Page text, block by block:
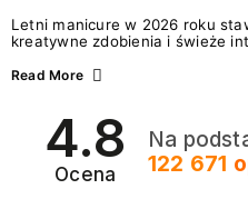
Letni manicure w 2026 roku
kreatywne zdobienia i świeże
zarówno energetycznych
2026? Znajdź inspirację dla
Read More
4.8
Ocena
Na
122 671